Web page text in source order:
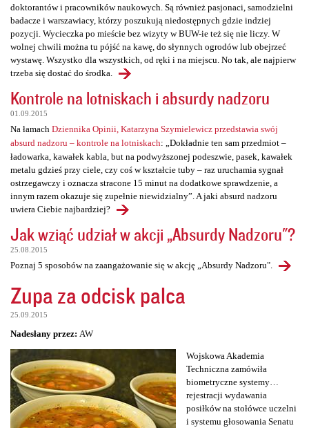
doktorantów i pracowników naukowych. Są również pasjonaci, samodzielni
badacze i warszawiacy, którzy poszukują niedostępnych gdzie indziej
pozycji. Wycieczka po mieście bez wizyty w BUW-ie też się nie liczy. W
wolnej chwili można tu pójść na kawę, do słynnych ogrodów lub obejrzeć
wystawę. Wszystko dla wszystkich, od ręki i na miejscu. No tak, ale najpierw
trzeba się dostać do środka.
Kontrole na lotniskach i absurdy nadzoru
01.09.2015
Na łamach Dziennika Opinii, Katarzyna Szymielewicz przedstawia swój
absurd nadzoru – kontrole na lotniskach: „Dokładnie ten sam przedmiot –
ładowarka, kawałek kabla, but na podwyższonej podeszwie, pasek, kawałek
metalu gdzieś przy ciele, czy coś w kształcie tuby – raz uruchamia sygnał
ostrzegawczy i oznacza stracone 15 minut na dodatkowe sprawdzenie, a
innym razem okazuje się zupełnie niewidzialny”. A jaki absurd nadzoru
uwiera Ciebie najbardziej?
Jak wziąć udział w akcji „Absurdy Nadzoru"?
25.08.2015
Poznaj 5 sposobów na zaangażowanie się w akcję „Absurdy Nadzoru".
Zupa za odcisk palca
25.09.2015
Nadesłany przez: AW
Wojskowa Akademia
Techniczna zamówiła
biometryczne systemy…
rejestracji wydawania
posiłków na stołówce uczelni
i systemu głosowania Senatu